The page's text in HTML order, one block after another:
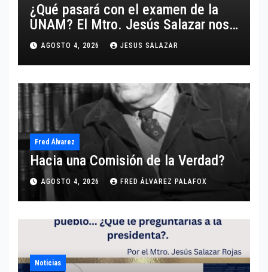
¿Qué pasará con el examen de la
UNAM? El Mtro. Jesús Salazar nos
comparte un análisis certero y al
grano respecto a este tema.
AGOSTO 4, 2026 JESUS SALAZAR
Fred Álvarez
Hacia una Comisión de la Verdad?
AGOSTO 4, 2026 FRED ÁLVAREZ PALAFOX
Noticias